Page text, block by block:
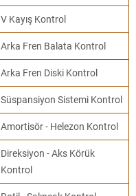
V Kayış Kontrol
Arka Fren Balata Kontrol
Arka Fren Diski Kontrol
Süspansiyon Sistemi Kontrol
Amortisör - Helezon Kontrol
Direksiyon - Aks Körük
Kontrol